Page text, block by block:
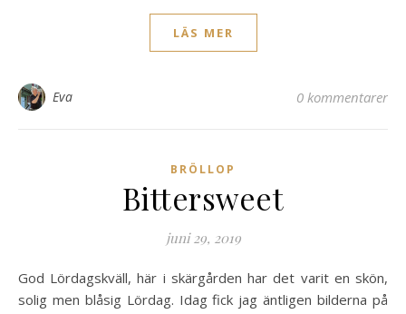
LÄS MER
Eva 0 kommentarer
BRÖLLOP
Bittersweet
juni 29, 2019
God Lördagskväll, här i skärgården har det varit en skön,
solig men blåsig Lördag. Idag fick jag äntligen bilderna på